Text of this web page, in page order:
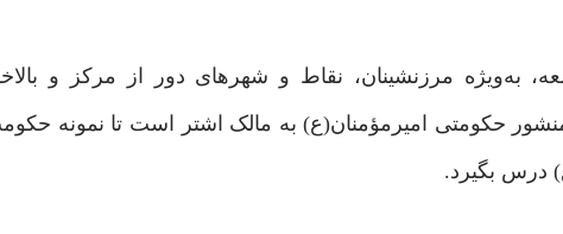
به‌ویژه مرزنشینان، نقاط و شهرهای دور از مرکز و
حکومتی امیرمؤمنان(ع) به مالک اشتر است تا نمونه
درس بگیرد.